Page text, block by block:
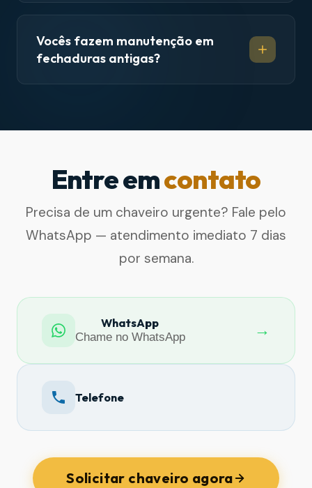
Vocês fazem manutenção em
fechaduras antigas?
Entre emcontato
Precisa de um chaveiro urgente? Fale pelo
WhatsApp — atendimento imediato 7 dias
por semana.
WhatsApp
Chame no WhatsApp
→
Telefone
Solicitar chaveiro agora